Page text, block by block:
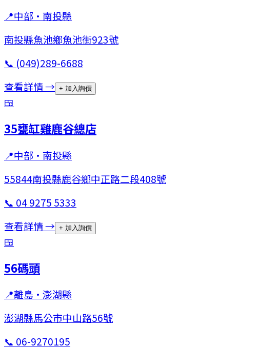
📍中部 · 南投縣
南投縣魚池鄉魚池街923號
📞 (049)289-6688
查看詳情 → + 加入詢價
🍱
35甕缸雞鹿谷總店
📍中部 · 南投縣
55844南投縣鹿谷鄉中正路二段408號
📞 04 9275 5333
查看詳情 → + 加入詢價
🍱
56碼頭
📍離島 · 澎湖縣
澎湖縣馬公市中山路56號
📞 06-9270195